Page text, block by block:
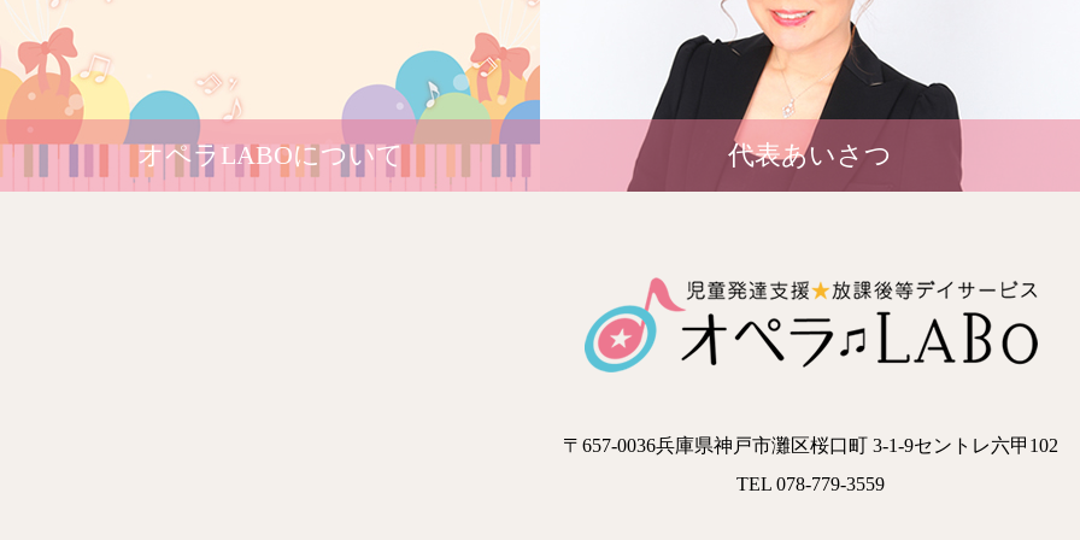
オペラLABOについて 代表あいさつ
〒657-0036兵庫県神戸市灘区桜口町 3-1-9セントレ六甲102
TEL 078-779-3559